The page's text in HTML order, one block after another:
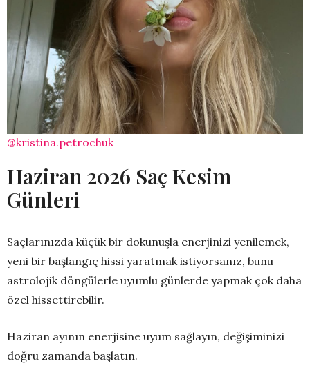
@kristina.petrochuk
Haziran 2026 Saç Kesim
Günleri
Saçlarınızda küçük bir dokunuşla enerjinizi yenilemek,
yeni bir başlangıç hissi yaratmak istiyorsanız, bunu
astrolojik döngülerle uyumlu günlerde yapmak çok daha
özel hissettirebilir.
Haziran ayının enerjisine uyum sağlayın, değişiminizi
doğru zamanda başlatın.